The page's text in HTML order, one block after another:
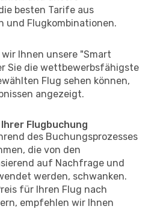
besten Tarife aus
und Flugkombinationen.
Ihnen unsere "Smart
Sie die wettbewerbsfähigste
Flug sehen können,
angezeigt.
Flugbuchung
des Buchungsprozesses
die von den
auf Nachfrage und
werden, schwanken.
für Ihren Flug nach
empfehlen wir Ihnen